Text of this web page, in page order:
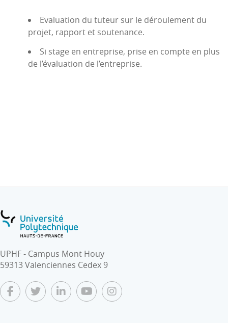
Evaluation du tuteur sur le déroulement du
projet, rapport et soutenance.
Si stage en entreprise, prise en compte en plus
de l’évaluation de l’entreprise.
UPHF - Campus Mont Houy
59313 Valenciennes Cedex 9